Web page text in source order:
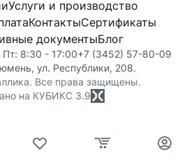
Услуги и производство
КонтактыСертификаты
документыБлог
8:30 - 17:00+7 (3452) 57-80-09
ул. Республики, 208.
Все права защищены.
на КУБИКС 3.9